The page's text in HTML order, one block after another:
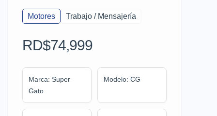
Motores Trabajo / Mensajería
RD$74,999
Marca: Super
Gato
Modelo: CG